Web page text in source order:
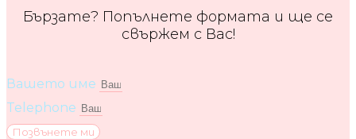
Бързате? Попълнете формата и ще се
свържем с Вас!
Вашето име
Telephone
Позвънете ми